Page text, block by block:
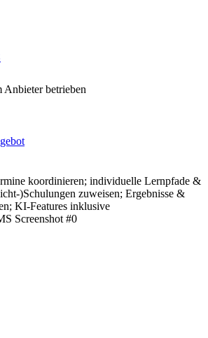
betrieben
koordinieren; individuelle Lernpfade &
)Schulungen zuweisen; Ergebnisse &
KI-Features inklusive